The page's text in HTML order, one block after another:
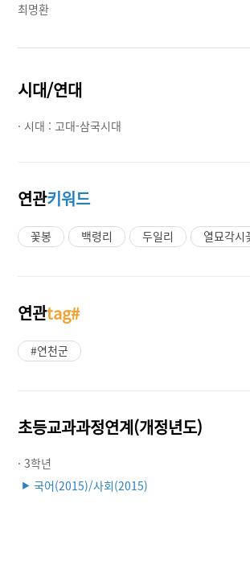
최명환
시대/연대
· 시대 :고대-삼국시대
연관키워드
꽃봉 백령리 두일리 열묘각시
연관tag#
#연천군
초등교과과정연계(개정년도)
· 3학년
▶ 국어(2015)/사회(2015)